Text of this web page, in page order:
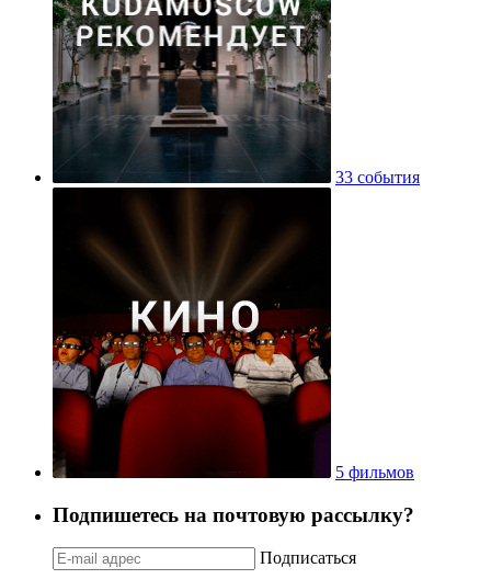
33 события
5 фильмов
Подпишетесь на почтовую рассылку?
Подписаться